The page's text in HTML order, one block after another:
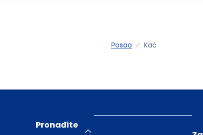
Posao Kać
Pronađite